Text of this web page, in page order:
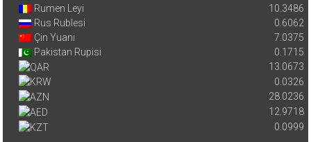
Rumen Leyi
10.3486
Rus Rublesi
0.6062
Çin Yuanı
7.0375
Pakistan Rupisi
0.1715
13.0673
0.0326
28.0236
12.9718
0.0999